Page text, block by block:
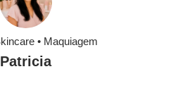
• Maquiagem
Patricia